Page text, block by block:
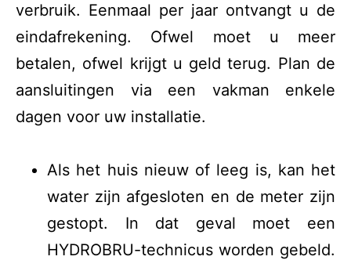
verbruik. Eenmaal per jaar ontvangt u de
eindafrekening. Ofwel moet u meer
betalen, ofwel krijgt u geld terug. Plan de
aansluitingen via een vakman enkele
dagen voor uw installatie.
Als het huis nieuw of leeg is, kan het
water zijn afgesloten en de meter zijn
gestopt. In dat geval moet een
HYDROBRU-technicus worden gebeld.